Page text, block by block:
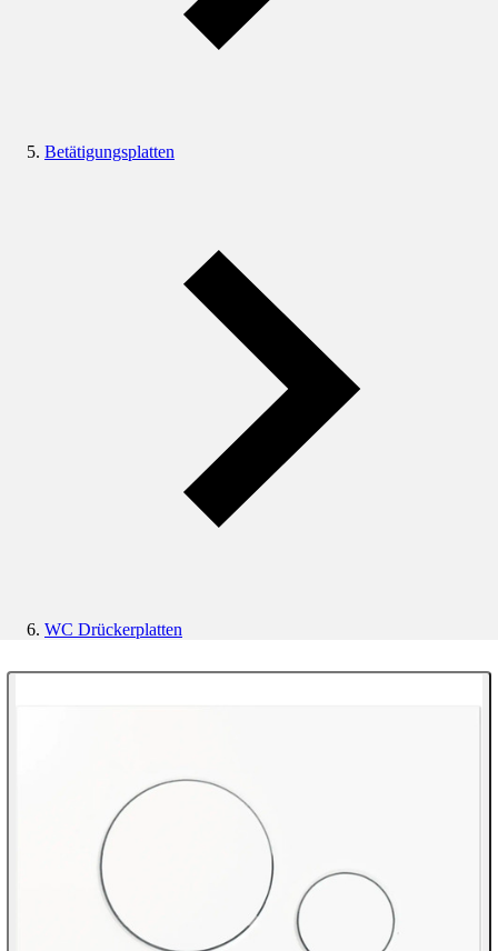
Betätigungsplatten
WC Drückerplatten